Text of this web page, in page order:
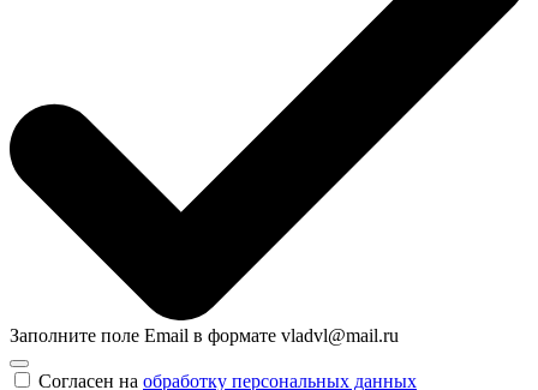
Заполните поле Email в формате vladvl@mail.ru
Согласен на обработку персональных данных